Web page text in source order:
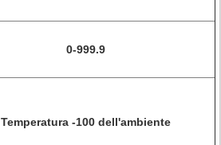
0-999.9
Temperatura -100 dell'ambiente